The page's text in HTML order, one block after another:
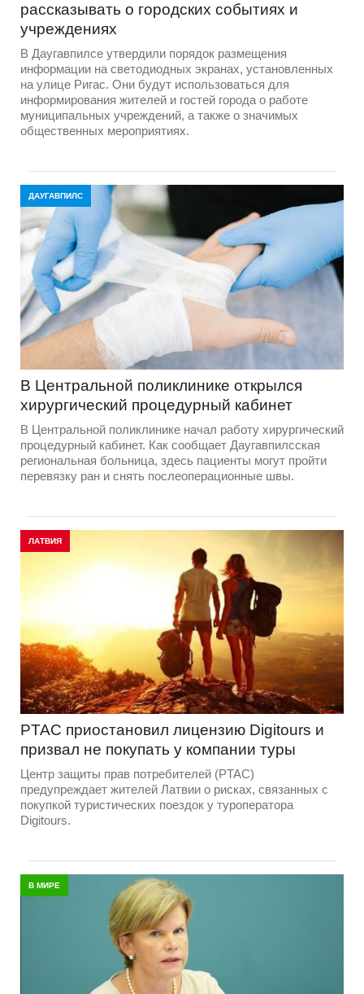
рассказывать о городских событиях и
учреждениях
В Даугавпилсе утвердили порядок размещения
информации на светодиодных экранах, установленных
на улице Ригас. Они будут использоваться для
информирования жителей и гостей города о работе
муниципальных учреждений, а также о значимых
общественных мероприятиях.
ДАУГАВПИЛС
В Центральной поликлинике открылся
хирургический процедурный кабинет
В Центральной поликлинике начал работу хирургический
процедурный кабинет. Как сообщает Даугавпилсская
региональная больница, здесь пациенты могут пройти
перевязку ран и снять послеоперационные швы.
ЛАТВИЯ
PTAC приостановил лицензию Digitours и
призвал не покупать у компании туры
Центр защиты прав потребителей (PTAC)
предупреждает жителей Латвии о рисках, связанных с
покупкой туристических поездок у туроператора
Digitours.
В МИРЕ